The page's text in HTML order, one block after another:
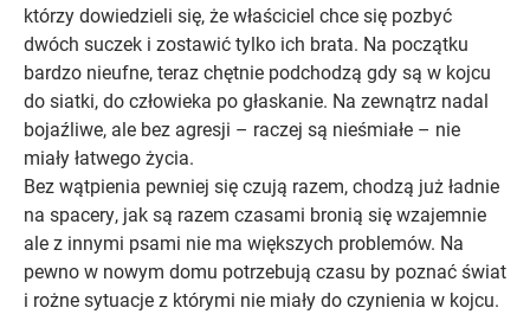
którzy dowiedzieli się, że właściciel chce się pozbyć
dwóch suczek i zostawić tylko ich brata. Na początku
bardzo nieufne, teraz chętnie podchodzą gdy są w kojcu
do siatki, do człowieka po głaskanie. Na zewnątrz nadal
bojaźliwe, ale bez agresji – raczej są nieśmiałe – nie
miały łatwego życia.
Bez wątpienia pewniej się czują razem, chodzą już ładnie
na spacery, jak są razem czasami bronią się wzajemnie
ale z innymi psami nie ma większych problemów. Na
pewno w nowym domu potrzebują czasu by poznać świat
i rożne sytuacje z którymi nie miały do czynienia w kojcu.